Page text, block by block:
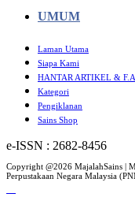
UMUM
Laman Utama
Siapa Kami
HANTAR ARTIKEL &
Kategori
Pengiklanan
Sains Shop
e-ISSN : 2682-8456
Copyright @2026 MajalahSains |
Perpustakaan Negara Malaysia